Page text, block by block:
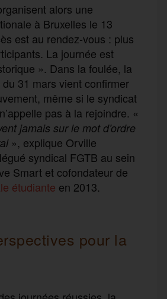
alors une
à Bruxelles le 13
est au rendez-vous : plus
La journée est
». Dans la foulée, la
31 mars vient confirmer
même si le syndicat
pas à la rejoindre. «
jamais sur le mot d’ordre
», explique Orville
syndical FGTB au sein
Smart et cofondateur de
étudiante en 2013.
pour la